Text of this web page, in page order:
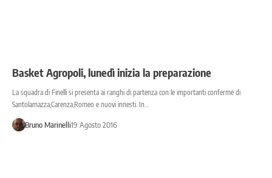
Basket Agropoli, lunedì inizia la preparazione
La squadra di Finelli si presenta ai ranghi di partenza con le importanti conferme di
Santolamazza,Carenza,Romeo e nuovi innesti. In…
Bruno Marinelli19 Agosto 2016